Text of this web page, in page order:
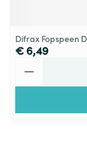
Difrax Fopspeen
€ 6,49